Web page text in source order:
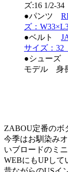
ズ:16 1/2-
●パンツ
ズ：
●ベルト
サイズ：
●シューズ
モデル 身
ZABOU定番のボ
今季はお馴染み
いブロードのミ
WEBにもUPして